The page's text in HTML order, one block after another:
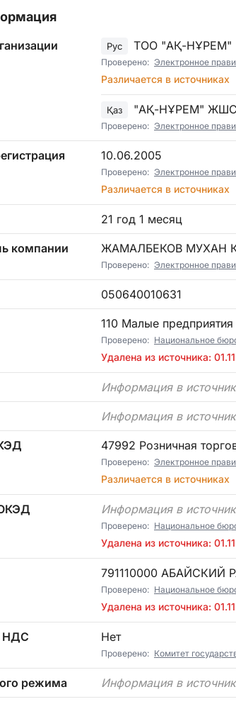
Рус ТОО "АҚ-НҰРЕМ"
Проверено: Электронное
Различается в источниках
Қаз "АҚ-НҰРЕМ" ЖШС
Проверено: Электронное
10.06.2005
Проверено: Электронное
Различается в источниках
21 год 1 месяц
компании ЖАМАЛБЕКОВ МУХАН
Проверено: Электронное
050640010631
110 Малые
Проверено: Национальное
Удалена из источника:
Информация в
Информация в
47992 Розничная
Проверено: Электронное
Различается в источниках
Информация в
Проверено: Национальное
Удалена из источника:
791110000 АБАЙСКИЙ
Проверено: Национальное
Удалена из источника:
НДС Нет
Проверено: Комитет
режима Информация в